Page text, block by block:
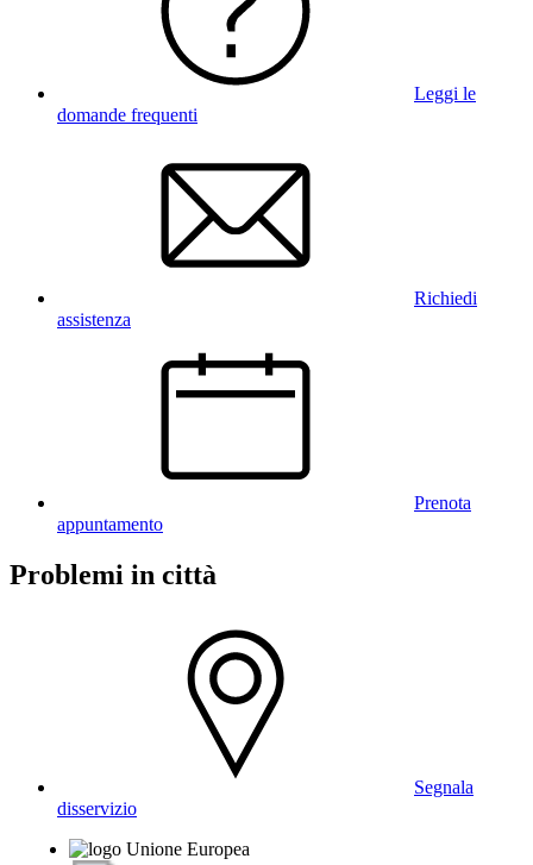
Leggi le
domande frequenti
Richiedi
assistenza
Prenota
appuntamento
Problemi in città
Segnala
disservizio